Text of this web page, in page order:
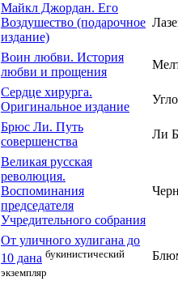
Майкл Джордан. Его
Воздушество (подарочное
издание)
Воин любви. История
любви и прощения
Сердце хирурга.
Оригинальное издание
Брюс Ли. Путь
совершенства
Ли
Великая русская
революция.
Воспоминания
председателя
Учредительного собрания
От уличного хулигана до
10 дана букинистический
экземпляр